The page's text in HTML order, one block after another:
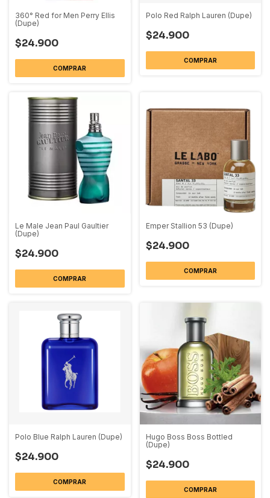
360° Red for Men Perry Ellis
(Dupe)
$24.900
COMPRAR
Polo Red Ralph Lauren (Dupe)
$24.900
COMPRAR
Le Male Jean Paul Gaultier
(Dupe)
$24.900
COMPRAR
Emper Stallion 53 (Dupe)
$24.900
COMPRAR
Polo Blue Ralph Lauren (Dupe)
$24.900
COMPRAR
Hugo Boss Boss Bottled
(Dupe)
$24.900
COMPRAR